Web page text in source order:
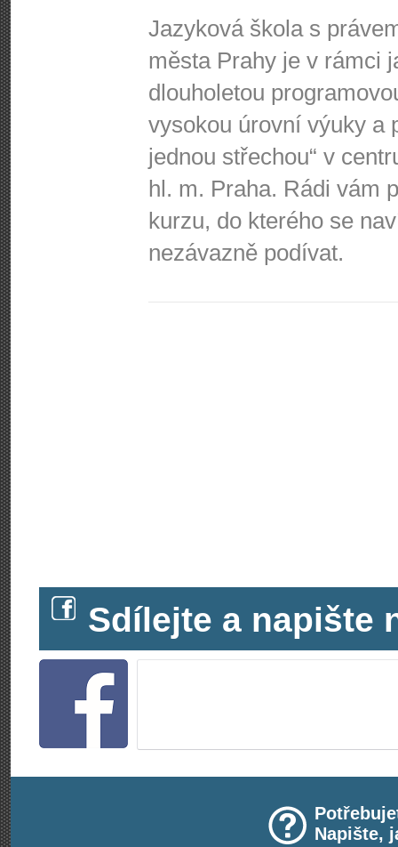
Jazyková škola s
města Prahy je v rámci
dlouholetou
vysokou úrovní výuky a
jednou střechou“ v
hl. m. Praha. Rádi vám
kurzu, do kterého se
nezávazně podívat.
Sdílejte a napište
Napište,